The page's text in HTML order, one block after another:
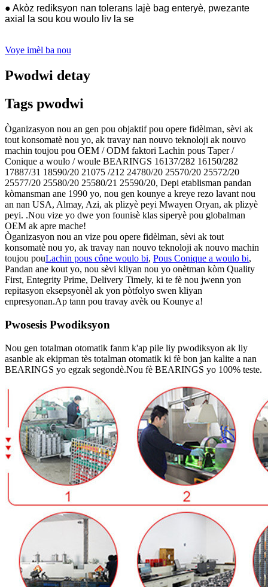
● Akòz rediksyon nan tolerans lajè bag enteryè, pwezante
axial la sou kou woulo liv la se
Voye imèl ba nou
Pwodwi detay
Tags pwodwi
Òganizasyon nou an gen pou objaktif pou opere fidèlman, sèvi ak
tout konsomatè nou yo, ak travay nan nouvo teknoloji ak nouvo
machin toujou pou OEM / ODM faktori Lachin pous Taper /
Conique a woulo / woule BEARINGS 16137/282 16150/282
17887/31 18590/20 21075 /212 24780/20 25570/20 25572/20
25577/20 25580/20 25580/21 25590/20, Depi etablisman pandan
kòmansman ane 1990 yo, nou gen kounye a kreye rezo lavant nou
an nan USA, Almay, Azi, ak plizyè peyi Mwayen Oryan, ak plizyè
peyi. .Nou vize yo dwe yon founisè klas siperyè pou globalman
OEM ak apre mache!
Òganizasyon nou an vize pou opere fidèlman, sèvi ak tout
konsomatè nou yo, ak travay nan nouvo teknoloji ak nouvo machin
toujou pouLachin pous cône woulo bi, Pous Conique a woulo bi,
Pandan ane kout yo, nou sèvi kliyan nou yo onètman kòm Quality
First, Entegrity Prime, Delivery Timely, ki te fè nou jwenn yon
repitasyon eksepsyonèl ak yon pòtfolyo swen kliyan
enpresyonan.Ap tann pou travay avèk ou Kounye a!
Pwosesis Pwodiksyon
Nou gen totalman otomatik fanm k'ap pile liy pwodiksyon ak liy
asanble ak ekipman tès totalman otomatik ki fè bon jan kalite a nan
BEARINGS yo egzak segondè.Nou fè BEARINGS yo 100% teste.